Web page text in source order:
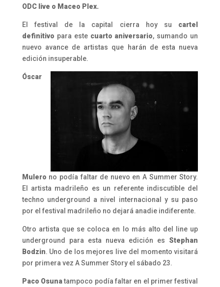
ODC live o Maceo Plex.
El festival de la capital cierra hoy su cartel
definitivo para este cuarto aniversario, sumando un
nuevo avance de artistas que harán de esta nueva
edición insuperable.
Óscar
Mulero no podía faltar de nuevo en A Summer Story.
El artista madrileño es un referente indiscutible del
techno underground a nivel internacional y su paso
por el festival madrileño no dejará anadie indiferente.
Otro artista que se coloca en lo más alto del line up
underground para esta nueva edición es Stephan
Bodzin. Uno de los mejores live del momento visitará
por primera vez A Summer Storyel sábado 23.
Paco Osunatampoco podía faltar en el primer festival